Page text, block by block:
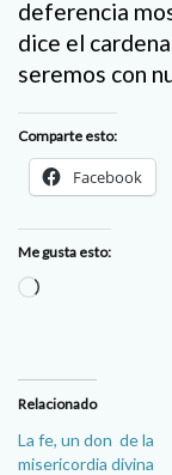
deferencia
dice el
seremos con
Comparte esto:
Facebook
Me gusta esto:
Cargando...
Relacionado
La fe, un don de la
misericordia divina